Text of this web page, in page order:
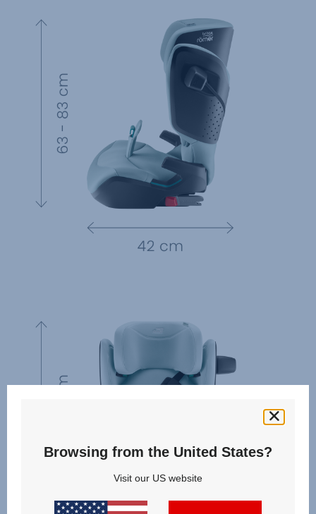
Browsing from the United States?
Visit our US website